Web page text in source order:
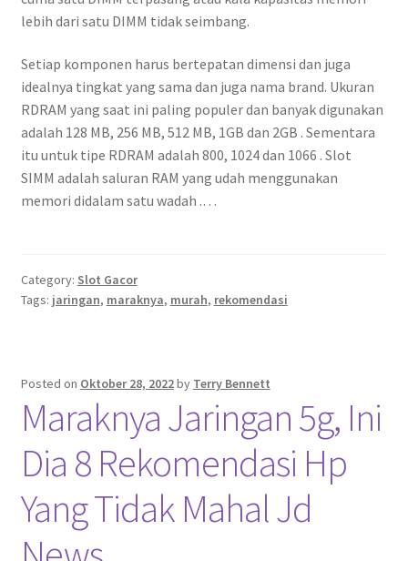
lebih dari satu DIMM tidak seimbang.
Setiap komponen harus bertepatan dimensi dan juga
idealnya tingkat yang sama dan juga nama brand. Ukuran
RDRAM yang saat ini paling populer dan banyak digunakan
adalah 128 MB, 256 MB, 512 MB, 1GB dan 2GB . Sementara
itu untuk tipe RDRAM adalah 800, 1024 dan 1066 . Slot
SIMM adalah saluran RAM yang udah menggunakan
memori didalam satu wadah .…
Category: Slot Gacor
Tags: jaringan, maraknya, murah, rekomendasi
Posted on Oktober 28, 2022by Terry Bennett
Maraknya Jaringan 5g, Ini
Dia 8 Rekomendasi Hp
Yang Tidak Mahal Jd